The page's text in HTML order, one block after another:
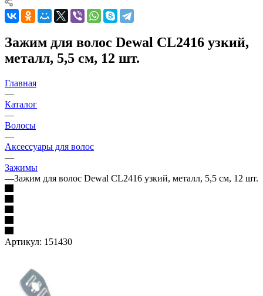
Зажим для волос Dewal CL2416 узкий,
металл, 5,5 см, 12 шт.
Главная
—
Каталог
—
Волосы
—
Аксессуары для волос
—
Зажимы
—Зажим для волос Dewal CL2416 узкий, металл, 5,5 см, 12 шт.
Артикул: 151430